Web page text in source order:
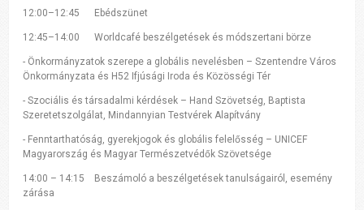
12:00–12:45 Ebédszünet
12:45–14:00 Worldcafé beszélgetések és módszertani börze
- Önkormányzatok szerepe a globális nevelésben – Szentendre Város
Önkormányzata és H52 Ifjúsági Iroda és Közösségi Tér
- Szociális és társadalmi kérdések – Hand Szövetség, Baptista
Szeretetszolgálat, Mindannyian Testvérek Alapítvány
- Fenntarthatóság, gyerekjogok és globális felelősség – UNICEF
Magyarország és Magyar Természetvédők Szövetsége
14:00 – 14:15 Beszámoló a beszélgetések tanulságairól, esemény
zárása